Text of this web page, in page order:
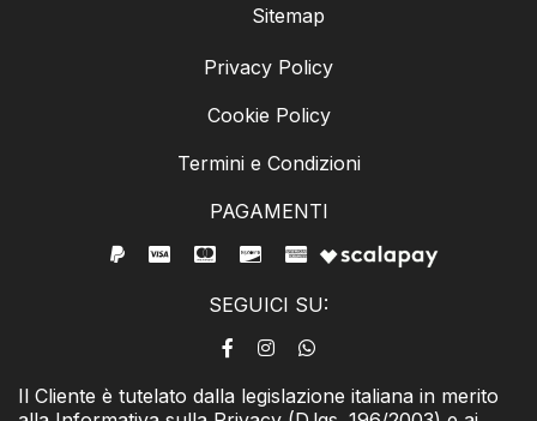
Sitemap
Privacy Policy
Cookie Policy
Termini e Condizioni
PAGAMENTI
SEGUICI SU:
Il Cliente è tutelato dalla legislazione italiana in merito